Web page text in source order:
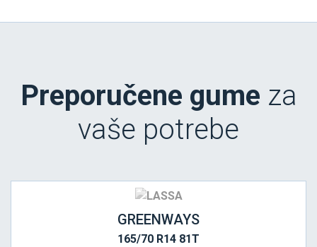
Preporučene gume za
vaše potrebe
GREENWAYS
165/70 R14 81T